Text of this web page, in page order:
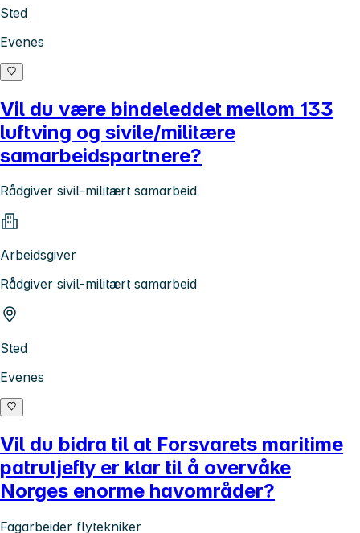
Sted
Evenes
Vil du være bindeleddet mellom 133
luftving og sivile/militære
samarbeidspartnere?
Rådgiver sivil-militært samarbeid
Arbeidsgiver
Rådgiver sivil-militært samarbeid
Sted
Evenes
Vil du bidra til at Forsvarets maritime
patruljefly er klar til å overvåke
Norges enorme havområder?
Fagarbeider flytekniker